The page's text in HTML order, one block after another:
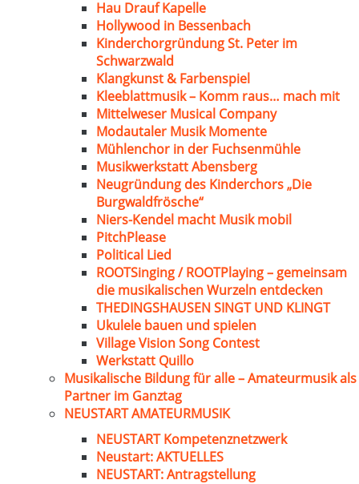
Hau Drauf Kapelle
Hollywood in Bessenbach
Kinderchorgründung St. Peter im
Schwarzwald
Klangkunst & Farbenspiel
Kleeblattmusik – Komm raus… mach mit
Mittelweser Musical Company
Modautaler Musik Momente
Mühlenchor in der Fuchsenmühle
Musikwerkstatt Abensberg
Neugründung des Kinderchors „Die
Burgwaldfrösche“
Niers-Kendel macht Musik mobil
PitchPlease
Political Lied
ROOTSinging / ROOTPlaying – gemeinsam
die musikalischen Wurzeln entdecken
THEDINGSHAUSEN SINGT UND KLINGT
Ukulele bauen und spielen
Village Vision Song Contest
Werkstatt Quillo
Musikalische Bildung für alle – Amateurmusik als
Partner im Ganztag
NEUSTART AMATEURMUSIK
NEUSTART Kompetenznetzwerk
Neustart: AKTUELLES
NEUSTART: Antragstellung